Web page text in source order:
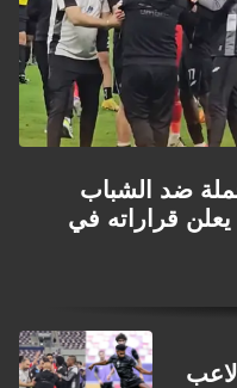
ضد الشباب
يعلن قراراته في